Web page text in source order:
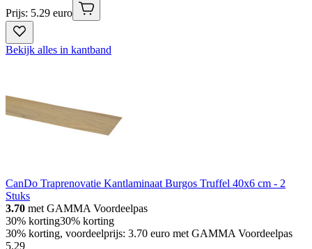
Prijs: 5.29 euro
Bekijk alles in kantband
CanDo Traprenovatie Kantlaminaat Burgos Truffel 40x6 cm - 2
Stuks
3.70 met GAMMA Voordeelpas
30% korting30% korting
30% korting, voordeelprijs: 3.70 euro met GAMMA Voordeelpas
5.29